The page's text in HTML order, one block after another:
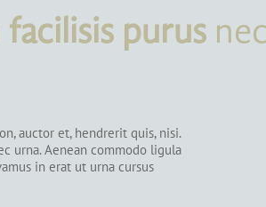
facilisis purus
auctor et, hendrerit quis, nisi.
urna. Aenean commodo ligula
in erat ut urna cursus